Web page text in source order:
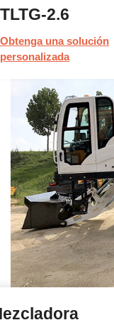
2.6
Obtenga una solución
personalizada